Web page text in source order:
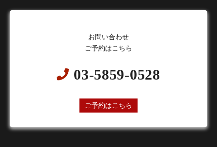
お問い合わせ
ご予約はこちら
03-5859-0528
ご予約はこちら